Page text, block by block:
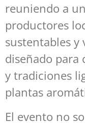
reuniendo a
productores
sustentables
diseñado para
y tradiciones
plantas
El evento no